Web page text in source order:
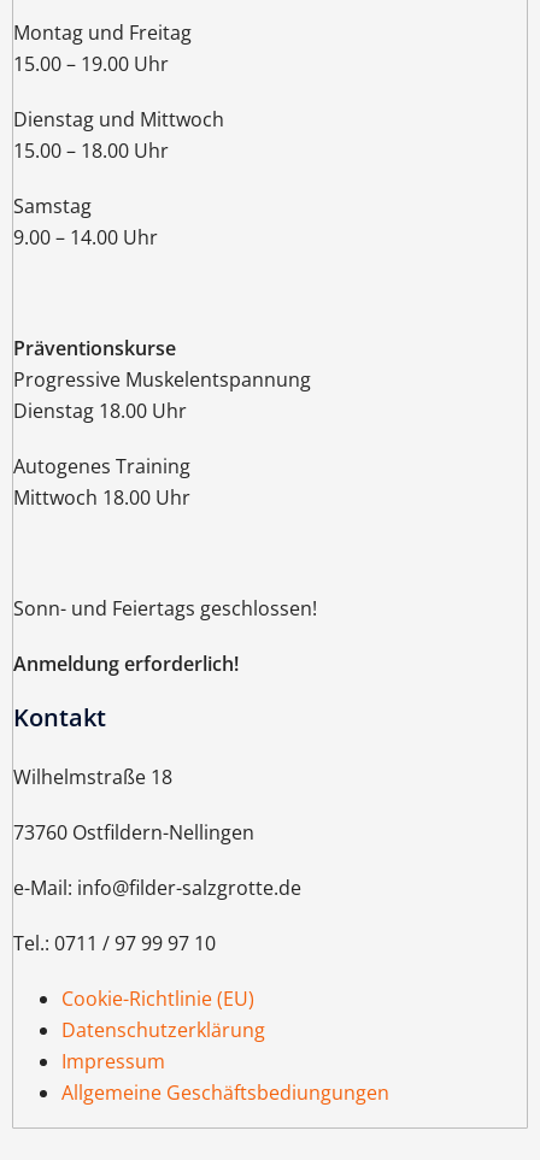
Montag und Freitag
15.00 – 19.00 Uhr
Dienstag und Mittwoch
15.00 – 18.00 Uhr
Samstag
9.00 – 14.00 Uhr
Präventionskurse
Progressive Muskelentspannung
Dienstag 18.00 Uhr
Autogenes Training
Mittwoch 18.00 Uhr
Sonn- und Feiertags geschlossen!
Anmeldung erforderlich!
Kontakt
Wilhelmstraße 18
73760 Ostfildern-Nellingen
e-Mail: info@filder-salzgrotte.de
Tel.: 0711 / 97 99 97 10
Cookie-Richtlinie (EU)
Datenschutzerklärung
Impressum
Allgemeine Geschäftsbediungungen